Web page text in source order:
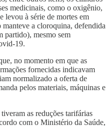
medicinais, como o oxigênio,
levou à série de mortes em
a cloroquina, defendida
partido), mesmo sem
19.
no momento em que as
fornecidas indicavam
normalizado a oferta de
pelos materiais, máquinas e
as reduções tarifárias
com o Ministério da Saúde,